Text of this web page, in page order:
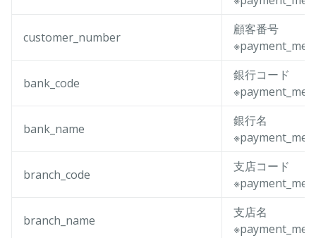
customer_number
顧客番号
bank_code
銀行コード
bank_name
銀行名
branch_code
支店コード
branch_name
支店名